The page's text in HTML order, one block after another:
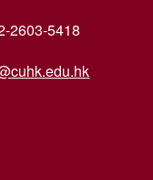
2603-5418